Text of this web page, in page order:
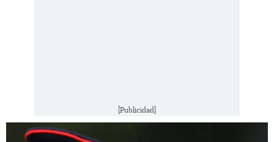
[Publicidad]